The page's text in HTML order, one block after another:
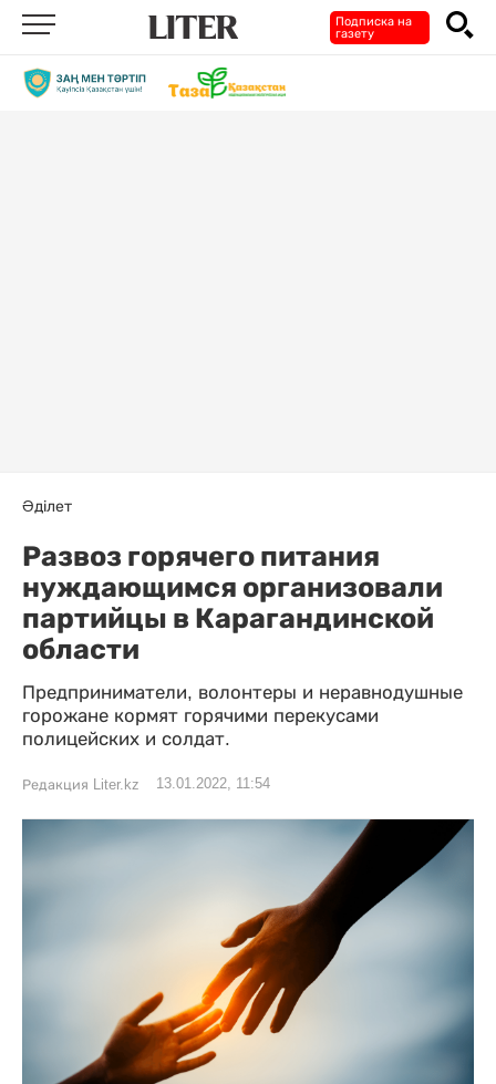
Подписка на
газету
Әділет
Развоз горячего питания
нуждающимся организовали
партийцы в Карагандинской
области
Предприниматели, волонтеры и неравнодушные
горожане кормят горячими перекусами
полицейских и солдат.
Редакция Liter.kz 13.01.2022, 11:54